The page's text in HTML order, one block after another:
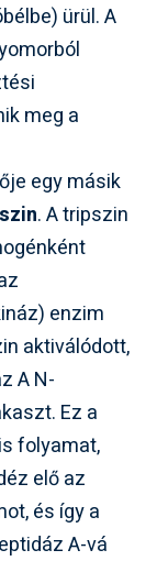
ürül. A
meg a
egy másik
. A tripszin
enzim
aktiválódott,
A N-
Ez a
folyamat,
elő az
és így a
A-vá